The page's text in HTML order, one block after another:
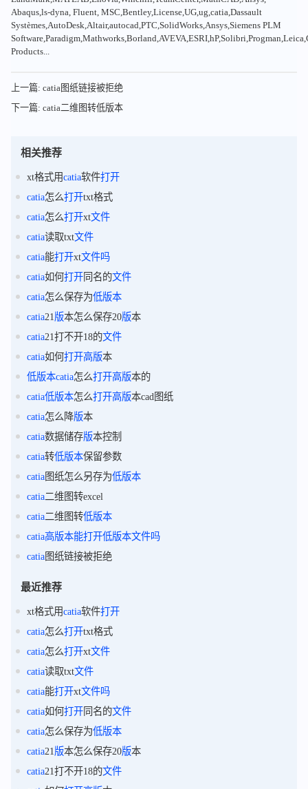
Abaqus,ls-dyna, Fluent, MSC,Bentley,License,UG,ug,catia,Dassault
Systèmes,AutoDesk,Altair,autocad,PTC,SolidWorks,Ansys,Siemens PLM
Products...
上一篇: catia图纸链接被拒绝
下一篇: catia二维图转低版本
相关推荐
xt格式用catia软件打开
catia怎么打开txt格式
catia怎么打开xt文件
catia读取txt文件
catia能打开xt文件吗
catia如何打开同名的文件
catia怎么保存为低版本
catia21版本怎么保存20版本
catia21打不开18的文件
catia如何打开高版本
低版本catia怎么打开高版本的
catia低版本怎么打开高版本cad图纸
catia怎么降版本
catia数据储存版本控制
catia转低版本保留参数
catia图纸怎么另存为低版本
catia二维图转excel
catia二维图转低版本
catia高版本能打开低版本文件吗
catia图纸链接被拒绝
最近推荐
xt格式用catia软件打开
catia怎么打开txt格式
catia怎么打开xt文件
catia读取txt文件
catia能打开xt文件吗
catia如何打开同名的文件
catia怎么保存为低版本
catia21版本怎么保存20版本
catia21打不开18的文件